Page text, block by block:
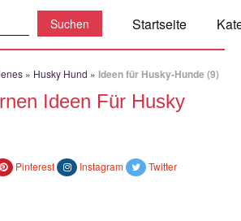
Startseite
» Husky Hund » Ideen für Husky-Hunde (9)
Ideen Für Husky
Pinterest Instagram Twitter